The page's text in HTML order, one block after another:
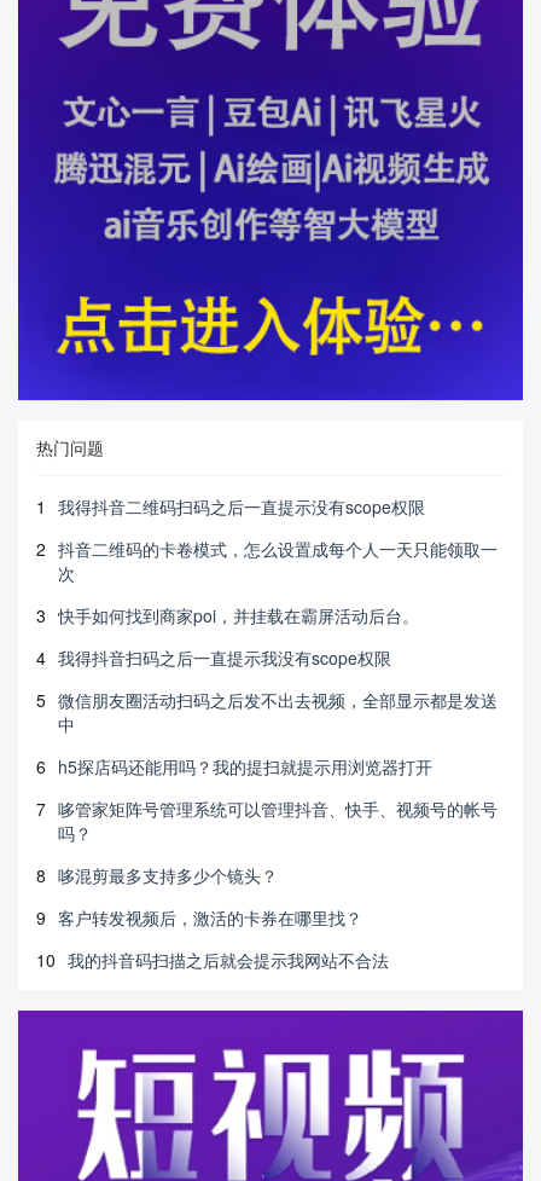
热门问题
1
我得抖音二维码扫码之后一直提示没有scope权限
2 抖音二维码的卡卷模式，怎么设置成每个人一天只能领取一
次
3 快手如何找到商家poi，并挂载在霸屏活动后台。
4 我得抖音扫码之后一直提示我没有scope权限
5 微信朋友圈活动扫码之后发不出去视频，全部显示都是发送
中
6 h5探店码还能用吗？我的提扫就提示用浏览器打开
7 哆管家矩阵号管理系统可以管理抖音、快手、视频号的帐号
吗？
8 哆混剪最多支持多少个镜头？
9 客户转发视频后，激活的卡券在哪里找？
10 我的抖音码扫描之后就会提示我网站不合法